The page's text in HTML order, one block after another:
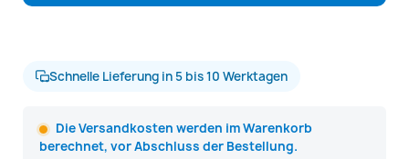
Schnelle Lieferung in 5 bis 10 Werktagen
Die Versandkosten werden im Warenkorb
berechnet, vor Abschluss der Bestellung.